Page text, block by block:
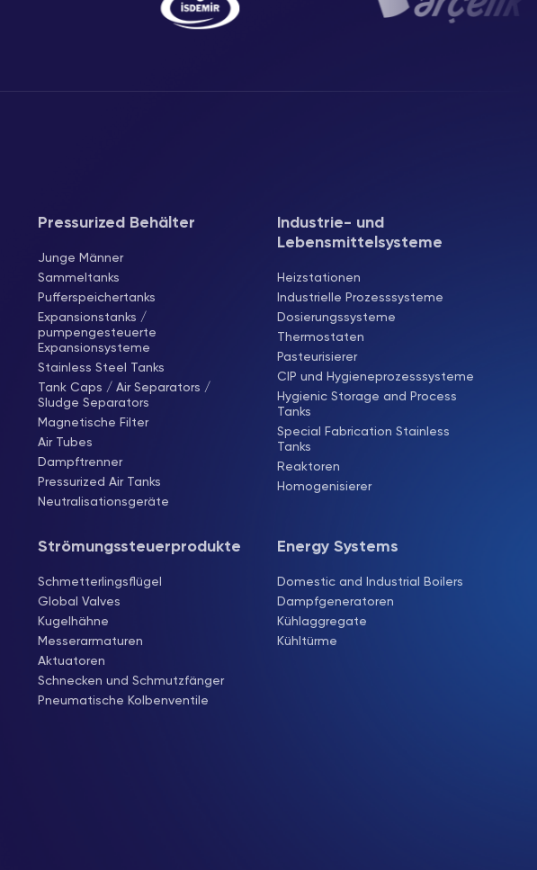
Pressurized Behälter
Junge Männer
Sammeltanks
Pufferspeichertanks
Expansionstanks /
pumpengesteuerte
Expansionsysteme
Stainless Steel Tanks
Tank Caps / Air Separators /
Sludge Separators
Magnetische Filter
Air Tubes
Dampftrenner
Pressurized Air Tanks
Neutralisationsgeräte
Industrie- und
Lebensmittelsysteme
Heizstationen
Industrielle Prozesssysteme
Dosierungssysteme
Thermostaten
Pasteurisierer
CIP und Hygieneprozesssysteme
Hygienic Storage and Process
Tanks
Special Fabrication Stainless
Tanks
Reaktoren
Homogenisierer
Strömungssteuerprodukte
Schmetterlingsflügel
Global Valves
Kugelhähne
Messerarmaturen
Aktuatoren
Schnecken und Schmutzfänger
Pneumatische Kolbenventile
Energy Systems
Domestic and Industrial Boilers
Dampfgeneratoren
Kühlaggregate
Kühltürme